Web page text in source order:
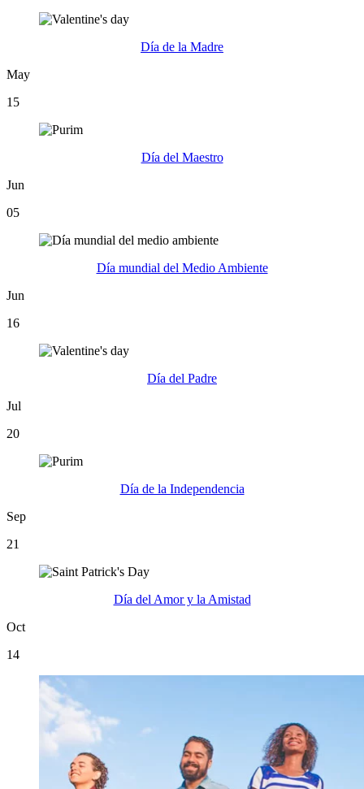
Día de la Madre
May
15
Día del Maestro
Jun
05
Día mundial del Medio Ambiente
Jun
16
Día del Padre
Jul
20
Día de la Independencia
Sep
21
Día del Amor y la Amistad
Oct
14